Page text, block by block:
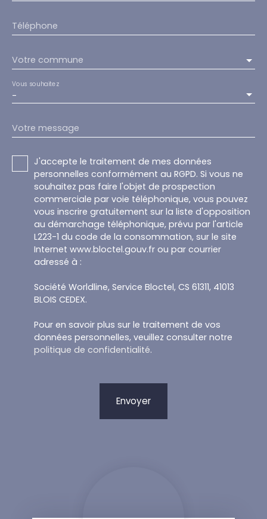
Téléphone
Votre commune
-
Vous souhaitez
Votre message
J'accepte le traitement de mes données
personnelles conformément au RGPD. Si vous ne
souhaitez pas faire l'objet de prospection
commerciale par voie téléphonique, vous pouvez
vous inscrire gratuitement sur la liste d'opposition
au démarchage téléphonique, prévu par l'article
L223-1 du code de la consommation, sur le site
Internet www.bloctel.gouv.fr ou par courrier
adressé à :
Société Worldline, Service Bloctel, CS 61311, 41013
BLOIS CEDEX.
Pour en savoir plus sur le traitement de vos
données personnelles, veuillez consulter notre
politique de confidentialité.
Envoyer